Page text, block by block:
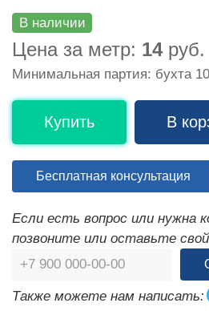
В наличии
Цена за метр: 14руб.
Минимальная партия: бухта
Купить В
Бесплатная консультация
Если есть вопрос или нужна
позвоните или оставьте
Также можете нам написать: